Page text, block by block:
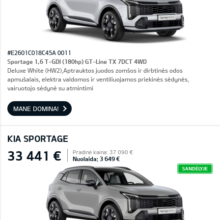
#E2601C018C45A 0011
Sportage 1,6 T-GDI (180hp) GT-Line TX 7DCT 4WD
Deluxe White (HW2),Aptrauktos juodos zomšos ir dirbtinės odos
apmušalais, elektra valdomos ir ventiliuojamos priekinės sėdynės,
vairuotojo sėdynė su atmintimi
MANE DOMINA!
KIA SPORTAGE
33 441 € Pradinė kaina: 37 090 €
Nuolaida: 3 649 €
SANDĖLYJE